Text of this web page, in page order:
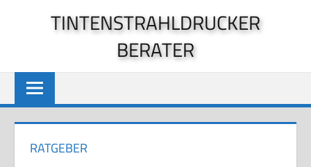
TINTENSTRAHLDRUCKER
BERATER
RATGEBER